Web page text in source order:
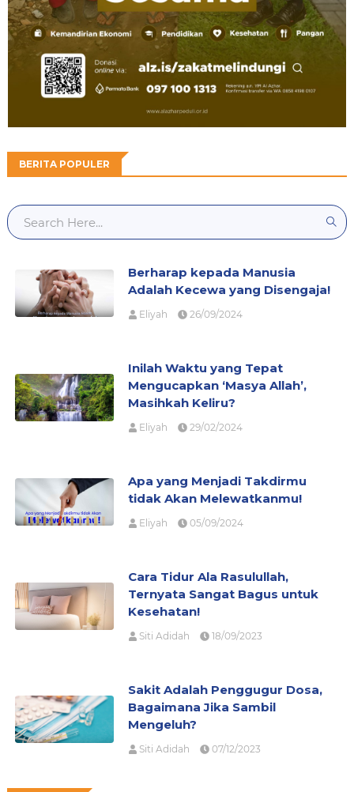
BERITA POPULER
Berharap kepada Manusia
Adalah Kecewa yang Disengaja!
Eliyah 26/09/2024
Inilah Waktu yang Tepat
Mengucapkan ‘Masya Allah’,
Masihkah Keliru?
Eliyah 29/02/2024
Apa yang Menjadi Takdirmu
tidak Akan Melewatkanmu!
Eliyah 05/09/2024
Cara Tidur Ala Rasulullah,
Ternyata Sangat Bagus untuk
Kesehatan!
Siti Adidah 18/09/2023
Sakit Adalah Penggugur Dosa,
Bagaimana Jika Sambil
Mengeluh?
Siti Adidah 07/12/2023